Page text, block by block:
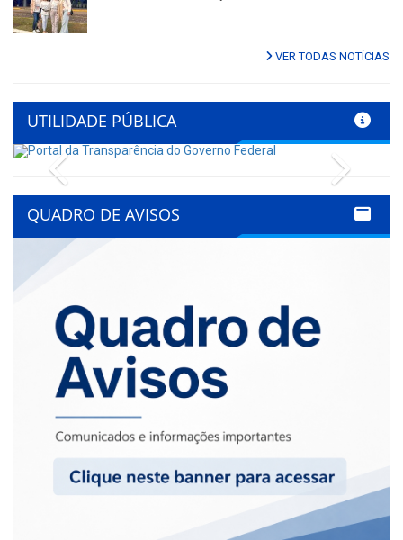
VER TODAS NOTÍCIAS
UTILIDADE PÚBLICA
Previous
QUADRO DE AVISOS